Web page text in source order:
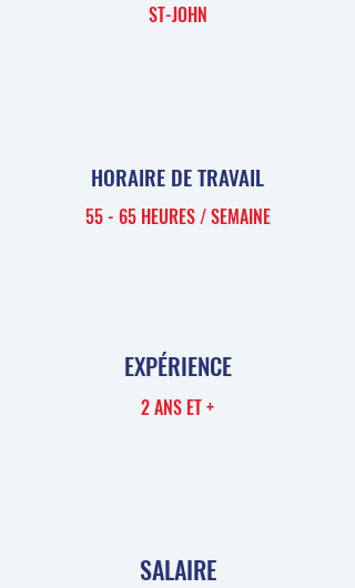
ST-JOHN
HORAIRE DE TRAVAIL
55 - 65 HEURES / SEMAINE
EXPÉRIENCE
2 ANS ET +
SALAIRE